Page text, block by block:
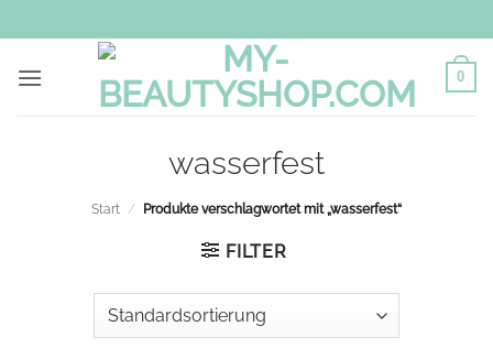
Inhalt
springen
0
wasserfest
Start / Produkte verschlagwortet mit „wasserfest“
FILTER